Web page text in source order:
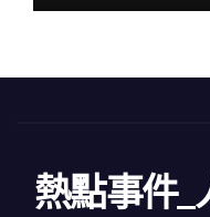
熱點事件_